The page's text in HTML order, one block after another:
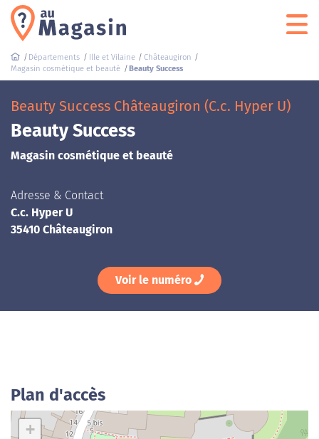
Départements Ille et Vilaine
Châteaugiron
Magasin cosmétique et beauté
Beauty Success
Beauty Success Châteaugiron (C.c. Hyper U)
Beauty Success
Magasin cosmétique et beauté
Adresse & Contact
C.c. Hyper U
35410 Châteaugiron
Voir le numéro
Plan d'accès
+